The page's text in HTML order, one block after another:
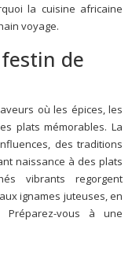
la cuisine africaine
voyage.
de
où les épices, les
plats mémorables. La
des traditions
naissance à des plats
vibrants regorgent
ignames juteuses, en
Préparez-vous à une